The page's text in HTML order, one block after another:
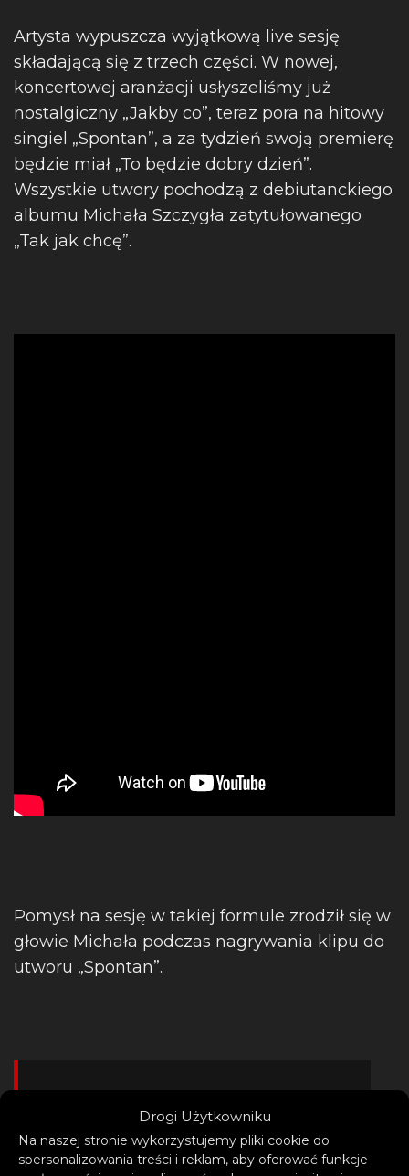
Drogi Użytkowniku
Na naszej stronie wykorzystujemy pliki cookie do
spersonalizowania treści i reklam, aby oferować funkcje
Artysta wypuszcza wyjątkową live sesję
składającą się z trzech części. W nowej,
koncertowej aranżacji usłyszeliśmy już
nostalgiczny „Jakby co”, teraz pora na hitowy
singiel „Spontan”, a za tydzień swoją premierę
będzie miał „To będzie dobry dzień”.
Wszystkie utwory pochodzą z debiutanckiego
albumu Michała Szczygła zatytułowanego
„Tak jak chcę”.
Pomysł na sesję w takiej formule zrodził się w
głowie Michała podczas nagrywania klipu do
utworu „Spontan”.
– Już na planie klipu
marzyliśmy, aby zarejestrować